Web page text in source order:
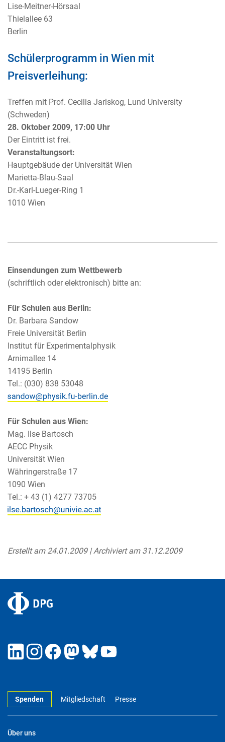
Lise-Meitner-Hörsaal
Thielallee 63
Berlin
Schülerprogramm in Wien mit
Preisverleihung:
Treffen mit Prof. Cecilia Jarlskog, Lund University
(Schweden)
28. Oktober 2009, 17:00 Uhr
Der Eintritt ist frei.
Veranstaltungsort:
Hauptgebäude der Universität Wien
Marietta-Blau-Saal
Dr.-Karl-Lueger-Ring 1
1010 Wien
Einsendungen zum Wettbewerb
(schriftlich oder elektronisch) bitte an:
Für Schulen aus Berlin:
Dr. Barbara Sandow
Freie Universität Berlin
Institut für Experimentalphysik
Arnimallee 14
14195 Berlin
Tel.: (030) 838 53048
Für Schulen aus Wien:
Mag. Ilse Bartosch
AECC Physik
Universität Wien
Währingerstraße 17
1090 Wien
Tel.: + 43 (1) 4277 73705
Erstellt am 24.01.2009 | Archiviert am 31.12.2009
Spenden Mitgliedschaft Presse
Über uns